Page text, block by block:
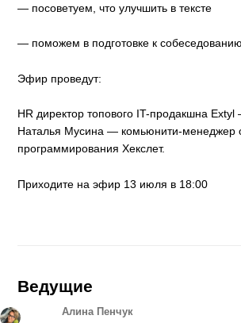
— посоветуем, что улучшить в тексте
— поможем в подготовке к собеседованию
Эфир проведут:
HR директор топового IT-продакшна
Наталья Мусина — комьюнити-менеджер
программирования Хекслет.
Приходите на эфир 13 июля в 18:00
Ведущие
Алина Пенчук